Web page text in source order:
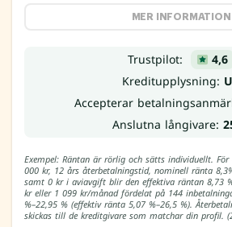
MER INFORMATION
Trustpilot:
4,6
Kreditupplysning:
Accepterar
Anslutna långivare:
Exempel: Räntan är rörlig och sätts individuellt.
000 kr, 12 års återbetalningstid, nominell ränta
samt 0 kr i aviavgift blir den effektiva räntan 8,73
kr eller 1 099 kr/månad fördelat på 144
%–22,95 % (effektiv ränta 5,07 %–26,5 %).
skickas till de kreditgivare som matchar din profil.